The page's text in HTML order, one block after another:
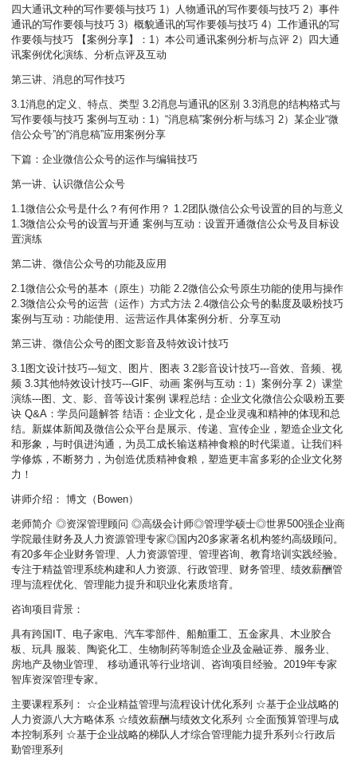
四大通讯文种的写作要领与技巧 1）人物通讯的写作要领与技巧 2）事件
通讯的写作要领与技巧 3）概貌通讯的写作要领与技巧 4）工作通讯的写
作要领与技巧 【案例分享】：1）本公司通讯案例分析与点评 2）四大通
讯案例优化演练、分析点评及互动
第三讲、消息的写作技巧
3.1消息的定义、特点、类型 3.2消息与通讯的区别 3.3消息的结构格式与
写作要领与技巧 案例与互动：1）“消息稿”案例分析与练习 2）某企业“微
信公众号”的“消息稿”应用案例分享
下篇：企业微信公众号的运作与编辑技巧
第一讲、认识微信公众号
1.1微信公众号是什么？有何作用？ 1.2团队微信公众号设置的目的与意义
1.3微信公众号的设置与开通 案例与互动：设置开通微信公众号及目标设
置演练
第二讲、微信公众号的功能及应用
2.1微信公众号的基本（原生）功能 2.2微信公众号原生功能的使用与操作
2.3微信公众号的运营（运作）方式方法 2.4微信公众号的黏度及吸粉技巧
案例与互动：功能使用、运营运作具体案例分析、分享互动
第三讲、微信公众号的图文影音及特效设计技巧
3.1图文设计技巧---短文、图片、图表 3.2影音设计技巧---音效、音频、视
频 3.3其他特效设计技巧---GIF、动画 案例与互动：1）案例分享 2）课堂
演练---图、文、影、音等设计案例 课程总结：企业文化微信公众吸粉五要
诀 Q&A：学员问题解答 结语：企业文化，是企业灵魂和精神的体现和总
结。新媒体新闻及微信公众平台是展示、传递、宣传企业，塑造企业文化
和形象，与时俱进沟通，为员工成长输送精神食粮的时代渠道。让我们科
学修炼，不断努力，为创造优质精神食粮，塑造更丰富多彩的企业文化努
力！
讲师介绍： 博文（Bowen）
老师简介 ◎资深管理顾问 ◎高级会计师◎管理学硕士◎世界500强企业商
学院最佳财务及人力资源管理专家◎国内20多家著名机构签约高级顾问。
有20多年企业财务管理、人力资源管理、管理咨询、教育培训实践经验。
专注于精益管理系统构建和人力资源、行政管理、财务管理、绩效薪酬管
理与流程优化、管理能力提升和职业化素质培育。
咨询项目背景：
具有跨国IT、电子家电、汽车零部件、船舶重工、五金家具、木业胶合
板、玩具 服装、陶瓷化工、生物制药等制造企业及金融证券、服务业、
房地产及物业管理、 移动通讯等行业培训、咨询项目经验。2019年专家
智库资深管理专家。
主要课程系列： ☆企业精益管理与流程设计优化系列 ☆基于企业战略的
人力资源八大方略体系 ☆绩效薪酬与绩效文化系列 ☆全面预算管理与成
本控制系列 ☆基于企业战略的梯队人才综合管理能力提升系列☆行政后
勤管理系列